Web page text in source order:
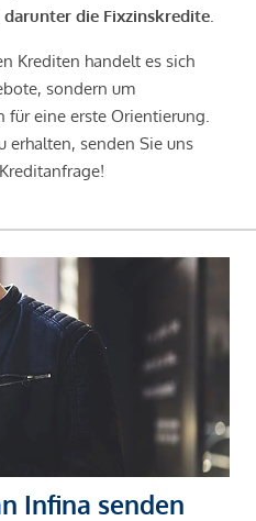
die Fixzinskredite
Krediten handelt es sich
sondern um
eine erste Orientierung.
erhalten, senden Sie uns
Infina senden